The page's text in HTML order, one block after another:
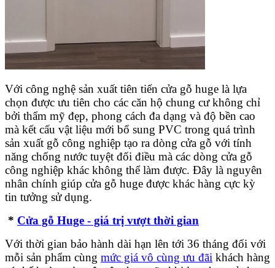
Với công nghệ sản xuất tiên tiến cửa gỗ huge là lựa
chọn được ưu tiên cho các căn hộ chung cư không chỉ
bởi thẩm mỹ đẹp, phong cách đa dạng và độ bền cao
mà kết cấu vật liệu mới bổ sung PVC trong quá trình
sản xuất gỗ công nghiệp tạo ra dòng cửa gỗ với tính
năng chống nước tuyệt đối điều mà các dòng cửa gỗ
công nghiệp khác không thể làm được. Đây là nguyên
nhân chính giúp cửa gỗ huge được khác hàng cực kỳ
tin tưởng sử dụng.
* Cửa gỗ Huge - giá trị vượt thời gian
Với thời gian bảo hành dài hạn lên tới 36 tháng đối với
mỗi sản phẩm cùng mức giá vô cùng ưu đãi khách hàng